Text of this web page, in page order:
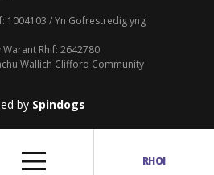
RHOI
1004103 / Yn Gofrestredig yng
Rhif: 2642780
Wallich Clifford Community
by Spindogs